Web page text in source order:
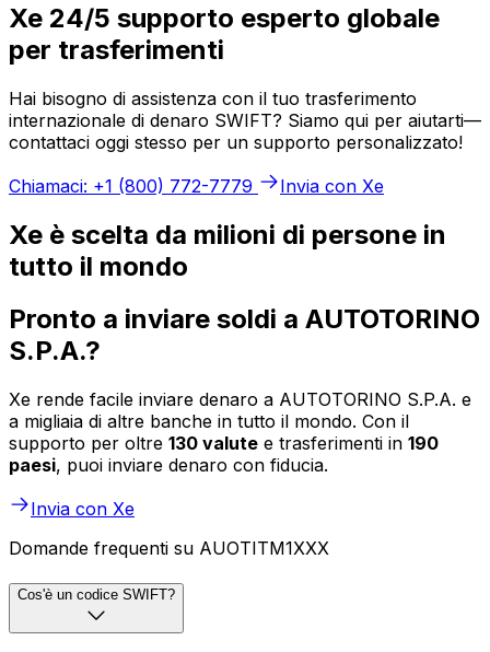
Xe 24/5 supporto esperto globale
per trasferimenti
Hai bisogno di assistenza con il tuo trasferimento
internazionale di denaro SWIFT? Siamo qui per aiutarti—
contattaci oggi stesso per un supporto personalizzato!
Chiamaci: +1 (800) 772-7779
Invia con Xe
Xe è scelta da milioni di persone in
tutto il mondo
Pronto a inviare soldi a AUTOTORINO
S.P.A.?
Xe rende facile inviare denaro a AUTOTORINO S.P.A. e
a migliaia di altre banche in tutto il mondo. Con il
supporto per oltre 130 valute e trasferimenti in 190
paesi, puoi inviare denaro con fiducia.
Invia con Xe
Domande frequenti su AUOTITM1XXX
Cos'è un codice SWIFT?